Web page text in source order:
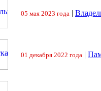
05 мая 2023 года |
01 декабря 2022 года |